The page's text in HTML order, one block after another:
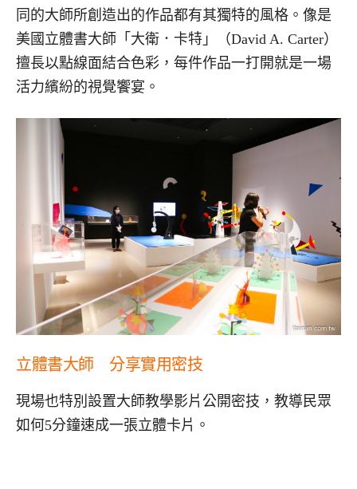
同的大師所創造出的作品都有其獨特的風格。像是
美國立體書大師「大衛．卡特」（David A. Carter）
擅長以點線面結合色彩，每件作品一打開就是一場
活力繽紛的視覺饗宴。
立體書大師 分享實用密技
現場也特別設置大師教學影片公開密技，教導民眾
如何5分鐘速成一張立體卡片。